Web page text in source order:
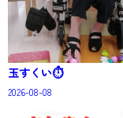
玉すくい⏱️
2026-08-08